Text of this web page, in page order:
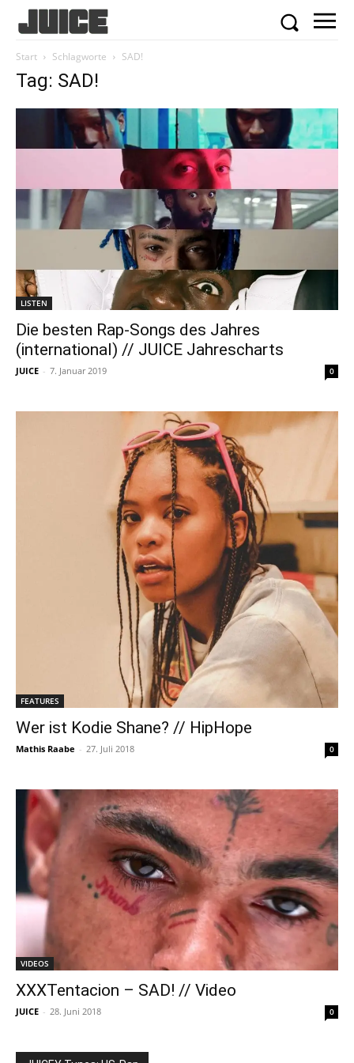
Start Schlagworte SAD!
Tag: SAD!
LISTEN
Die besten Rap-Songs des Jahres
(international) // JUICE Jahrescharts
JUICE - 7. Januar 2019 0
FEATURES
Wer ist Kodie Shane? // HipHope
Mathis Raabe - 27. Juli 2018 0
VIDEOS
XXXTentacion – SAD! // Video
JUICE - 28. Juni 2018 0